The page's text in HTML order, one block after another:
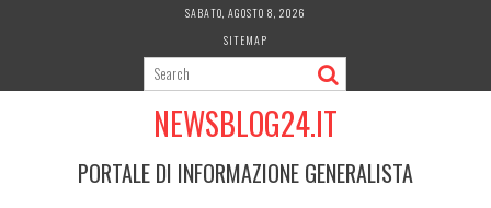
SABATO, AGOSTO 8, 2026
SITEMAP
NEWSBLOG24.IT
PORTALE DI INFORMAZIONE GENERALISTA